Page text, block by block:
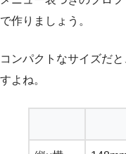
で作りましょう。
コンパクトなサイズだ
すよね。